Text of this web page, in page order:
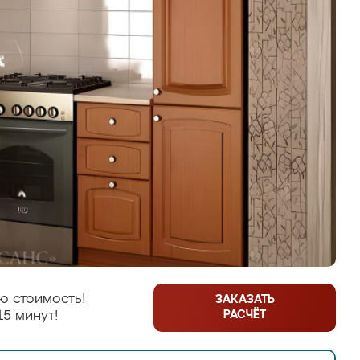
стоимость!
минут!
ЗАКАЗАТЬ
РАСЧЁТ